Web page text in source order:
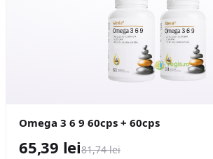
Omega 3 6 9 60cps + 60cps
65,39 lei81,74 lei